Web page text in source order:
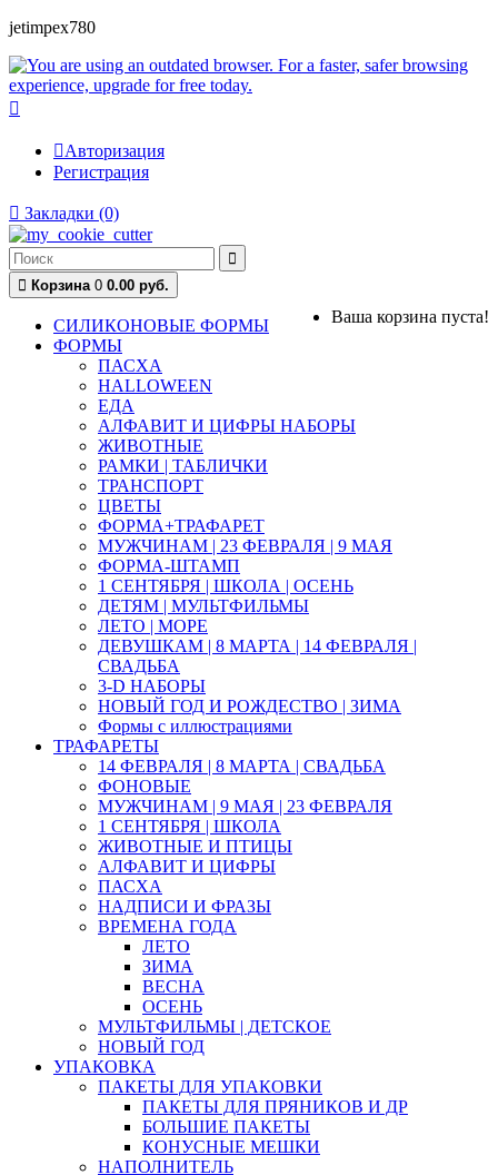
jetimpex780
Авторизация
Регистрация
Закладки (0)
Корзина 0 0.00 руб.
Ваша корзина пуста!
СИЛИКОНОВЫЕ ФОРМЫ
ФОРМЫ
ПАСХА
HALLOWEEN
ЕДА
АЛФАВИТ И ЦИФРЫ НАБОРЫ
ЖИВОТНЫЕ
РАМКИ | ТАБЛИЧКИ
ТРАНСПОРТ
ЦВЕТЫ
ФОРМА+ТРАФАРЕТ
МУЖЧИНАМ | 23 ФЕВРАЛЯ | 9 МАЯ
ФОРМА-ШТАМП
1 СЕНТЯБРЯ | ШКОЛА | ОСЕНЬ
ДЕТЯМ | МУЛЬТФИЛЬМЫ
ЛЕТО | МОРЕ
ДЕВУШКАМ | 8 МАРТА | 14 ФЕВРАЛЯ |
СВАДЬБА
3-D НАБОРЫ
НОВЫЙ ГОД И РОЖДЕСТВО | ЗИМА
Формы с иллюстрациями
ТРАФАРЕТЫ
14 ФЕВРАЛЯ | 8 МАРТА | СВАДЬБА
ФОНОВЫЕ
МУЖЧИНАМ | 9 МАЯ | 23 ФЕВРАЛЯ
1 СЕНТЯБРЯ | ШКОЛА
ЖИВОТНЫЕ И ПТИЦЫ
АЛФАВИТ И ЦИФРЫ
ПАСХА
НАДПИСИ И ФРАЗЫ
ВРЕМЕНА ГОДА
ЛЕТО
ЗИМА
ВЕСНА
ОСЕНЬ
МУЛЬТФИЛЬМЫ | ДЕТСКОЕ
НОВЫЙ ГОД
УПАКОВКА
ПАКЕТЫ ДЛЯ УПАКОВКИ
ПАКЕТЫ ДЛЯ ПРЯНИКОВ И ДР
БОЛЬШИЕ ПАКЕТЫ
КОНУСНЫЕ МЕШКИ
НАПОЛНИТЕЛЬ